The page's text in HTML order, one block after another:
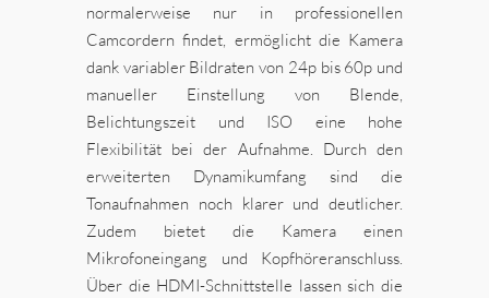
normalerweise nur in professionellen
Camcordern findet, ermöglicht die Kamera
dank variabler Bildraten von 24p bis 60p und
manueller Einstellung von Blende,
Belichtungszeit und ISO eine hohe
Flexibilität bei der Aufnahme. Durch den
erweiterten Dynamikumfang sind die
Tonaufnahmen noch klarer und deutlicher.
Zudem bietet die Kamera einen
Mikrofoneingang und Kopfhöreranschluss.
Über die HDMI-Schnittstelle lassen sich die